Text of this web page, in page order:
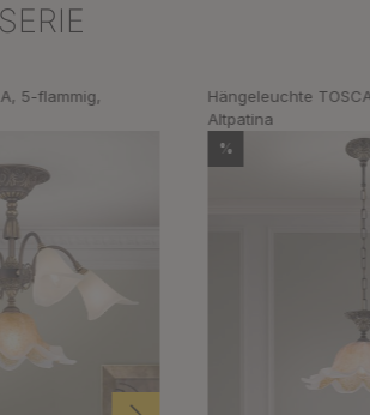
5-flammig,
Hängeleuchte
Altpatina
%